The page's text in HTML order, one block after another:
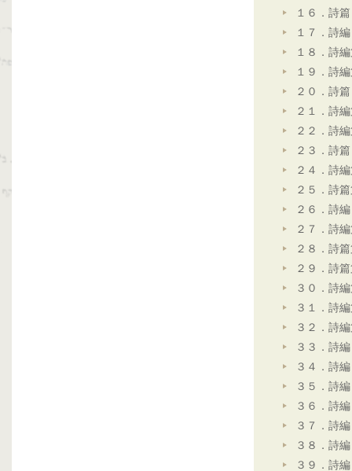
１６．詩
１７．詩
１８．詩
１９．詩
２０．詩
２１．詩
２２．詩
２３．詩
２４．詩
２５．詩
２６．詩
２７．詩
２８．詩
２９．詩
３０．詩
３１．詩
３２．詩
３３．詩
３４．詩
３５．詩
３６．詩
３７．詩
３８．詩
３９．詩